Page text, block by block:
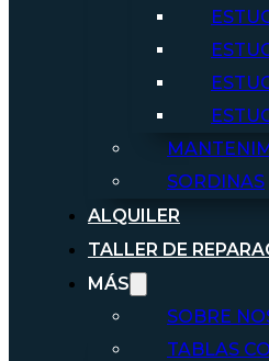
SORDINAS
ALQUILER
TALLER DE
MÁS
SOBRE
TABLAS